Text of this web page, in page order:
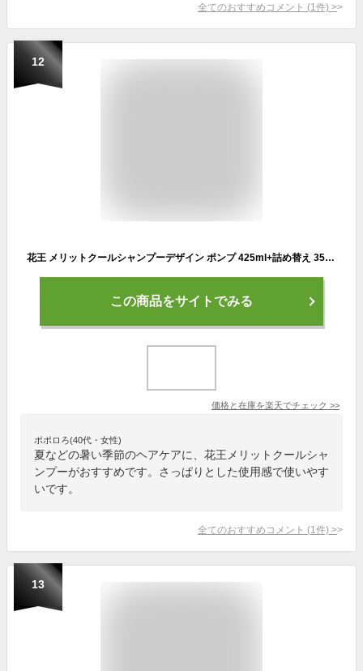
全てのおすすめコメント (1 件) >
12
花王 メリットクールシャンプーデザイン ポンプ 425ml+詰め替え 350ml 送料 無料
この商品をサイトでみる
価格と在庫を楽天でチェック >>
ポポロろ(40代・女性)
夏などの暑い季節のヘアケアに、花王メリットクールシャ
ンプーがおすすめです。さっぱりとした使用感で使いやす
いです。
全てのおすすめコメント (1 件) >
13